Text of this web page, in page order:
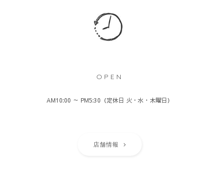
OPEN
AM10:00 ～ PM5:30（定休日 火・水・木曜日）
店舗情報